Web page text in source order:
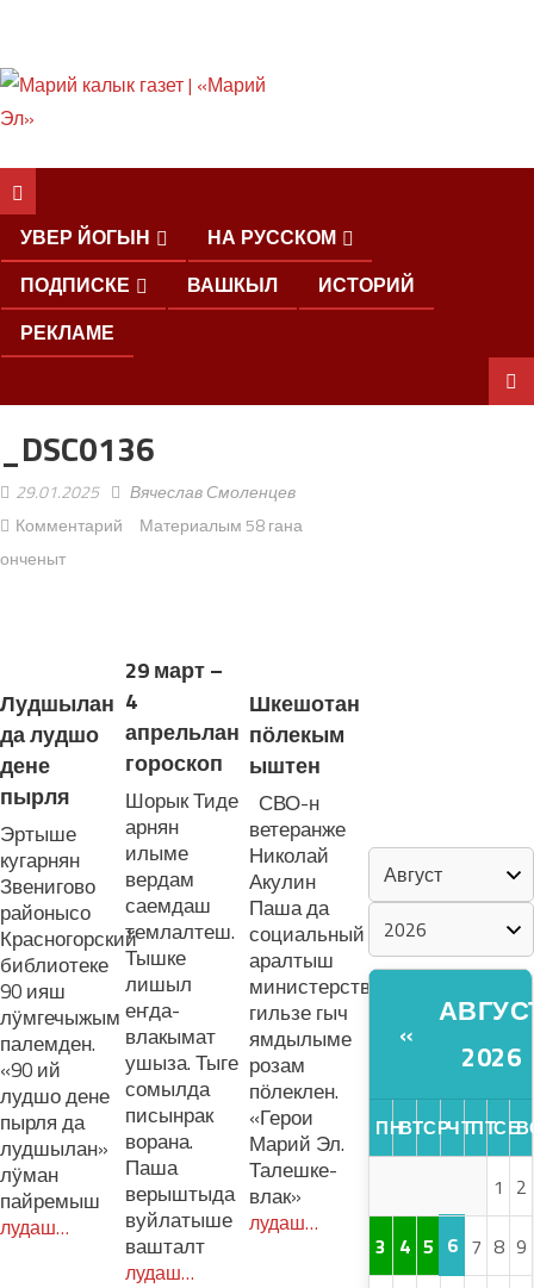
УВЕР ЙОГЫН
НА РУССКОМ
ПОДПИСКЕ
ВАШКЫЛ
ИСТОРИЙ
РЕКЛАМЕ
_DSC0136
29.01.2025
Вячеслав Смоленцев
Комментарий
Материалым 58 гана
онченыт
Лудшылан
да лудшо
дене
пырля
Эртыше
кугарнян
Звенигово
районысо
Красногорский
библиотеке
90 ияш
лӱмгечыжым
палемден.
«90 ий
лудшо дене
пырля да
лудшылан»
лӱман
пайремыш
лудаш…
29 март –
4
апрельлан
гороскоп
Шорык Тиде
арнян
илыме
вердам
саемдаш
темлалтеш.
Тышке
лишыл
еҥда-
влакымат
ушыза. Тыге
сомылда
писынрак
ворана.
Паша
верыштыда
вуйлатыше
вашталт
лудаш…
Шкешотан
пӧлекым
ыштен
СВО-н
ветеранже
Николай
Акулин
Паша да
социальный
аралтыш
министерствылан
гильзе гыч
ямдылыме
розам
пӧлеклен.
«Герои
Марий Эл.
Талешке-
влак»
лудаш…
«
2026
ПНВТСРЧТПТСБ
1 2
3 4 5 6 7 8 9